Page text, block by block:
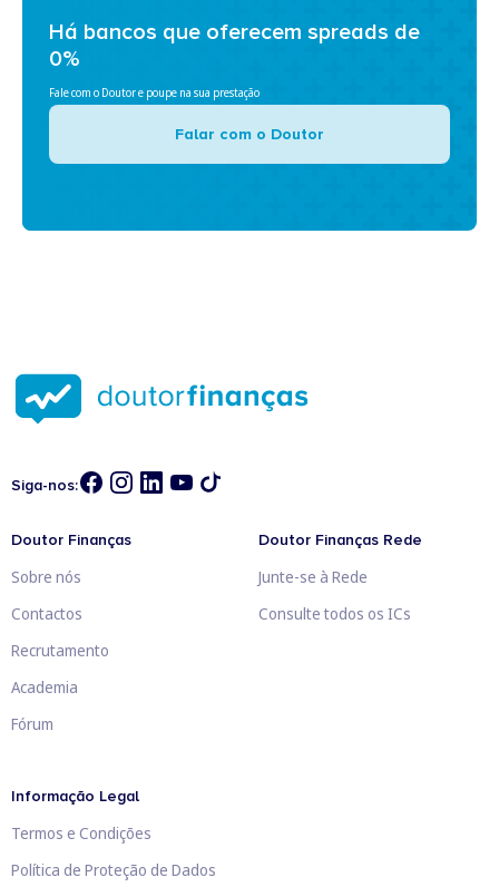
Há bancos que oferecem spreads de
0%
Fale com o Doutor e poupe na sua prestação
Falar com o Doutor
Siga-nos:
Doutor Finanças
Sobre nós
Contactos
Recrutamento
Academia
Fórum
Doutor Finanças Rede
Junte-se à Rede
Consulte todos os ICs
Informação Legal
Termos e Condições
Política de Proteção de Dados